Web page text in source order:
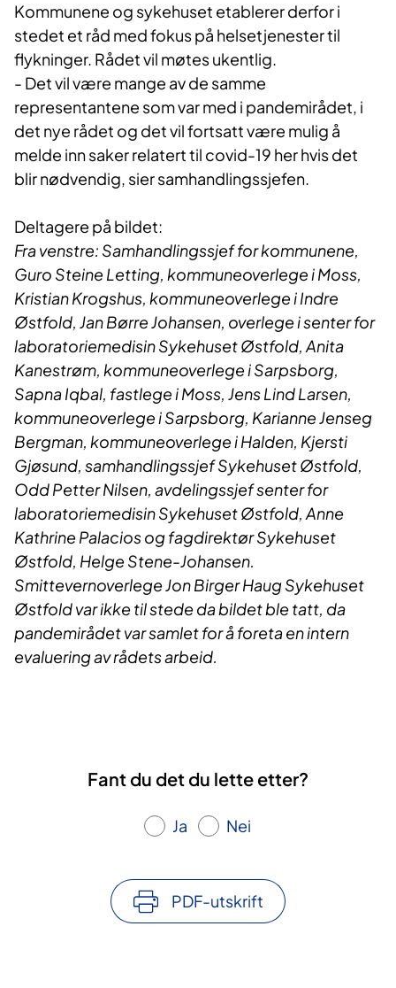
Kommunene og sykehuset etablerer derfor i
stedet et råd med fokus på helsetjenester til
flykninger. Rådet vil møtes ukentlig.
- Det vil være mange av de samme
representantene som var med i pandemirådet, i
det nye rådet og det vil fortsatt være mulig å
melde inn saker relatert til covid-19 her hvis det
blir nødvendig, sier samhandlingssjefen.
Deltagere på bildet:
Fra venstre: Samhandlingssjef for kommunene,
Guro Steine Letting, kommuneoverlege i Moss,
Kristian Krogshus, kommuneoverlege i Indre
Østfold, Jan Børre Johansen, overlege i senter for
laboratoriemedisin Sykehuset Østfold, Anita
Kanestrøm, kommuneoverlege i Sarpsborg,
Sapna Iqbal, fastlege i Moss, Jens Lind Larsen,
kommuneoverlege i Sarpsborg, Karianne Jenseg
Bergman, kommuneoverlege i Halden, Kjersti
Gjøsund, samhandlingssjef Sykehuset Østfold,
Odd Petter Nilsen, avdelingssjef senter for
laboratoriemedisin Sykehuset Østfold, Anne
Kathrine Palacios og fagdirektør Sykehuset
Østfold, Helge Stene-Johansen.
Smittevernoverlege Jon Birger Haug Sykehuset
Østfold var ikke til stede da bildet ble tatt, da
pandemirådet var samlet for å foreta en intern
evaluering av rådets arbeid.​
Fant du det du lette etter?
Ja Nei
PDF-utskrift